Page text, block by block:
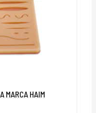
MARCA HAIM